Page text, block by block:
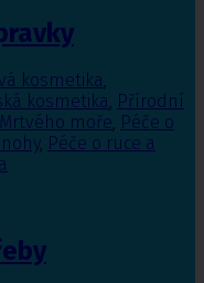
kosmetika,
kosmetika, Přírodní
moře, Péče o
, Péče o ruce a